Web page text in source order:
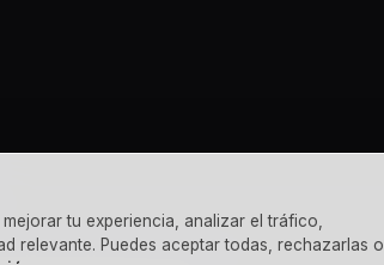
tu experiencia, analizar el tráfico,
relevante. Puedes aceptar todas, rechazarlas o